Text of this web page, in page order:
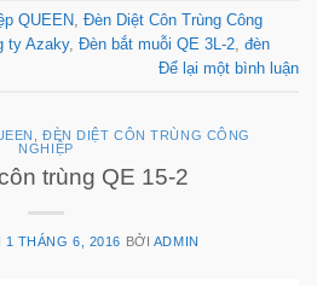
QUEEN, Đèn Diệt Côn Trùng Công
ty Azaky, Đèn bắt muỗi QE 3L-2, đèn
Để lại một bình luận
ĐÈN DIỆT CÔN TRÙNG CÔNG
NGHIỆP
trùng QE 15-2
1 THÁNG 6, 2016 BỞI ADMIN